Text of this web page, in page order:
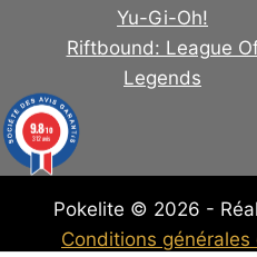
Yu-Gi-Oh!
Riftbound: League
Legends
Pokelite © 2026 -
Conditions générales
9.8/10
312 avis